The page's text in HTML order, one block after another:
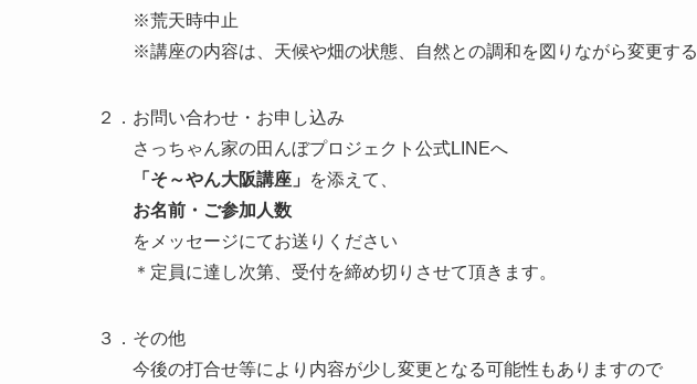
※荒天時中止
※講座の内容は、天候や畑の状態、自然との調和を図りながら変更する
２．お問い合わせ・お申し込み
さっちゃん家の田んぼプロジェクト公式LINEへ
「そ～やん大阪講座」
を添えて、
お名前・ご参加人数
をメッセージにてお送りください
＊定員に達し次第、受付を締め切りさせて頂きます。
３．その他
今後の打合せ等により内容が少し変更となる可能性もありますので